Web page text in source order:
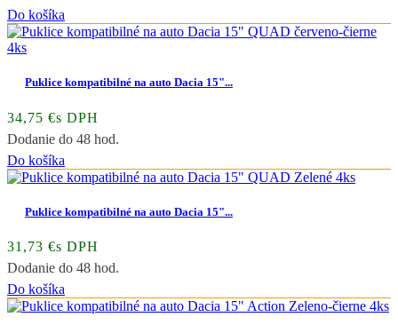
Do košíka
Puklice kompatibilné na auto Dacia 15"...
34,75 €s DPH
Dodanie do 48 hod.
Do košíka
Puklice kompatibilné na auto Dacia 15"...
31,73 €s DPH
Dodanie do 48 hod.
Do košíka